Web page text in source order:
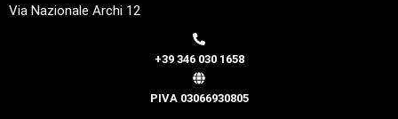
Via Nazionale Archi 12
+39 346 030 1658
PIVA 03066930805